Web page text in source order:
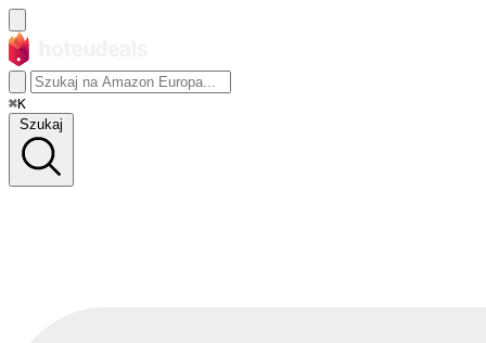
⌘K
Szukaj